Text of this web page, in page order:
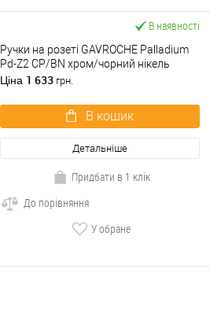
В наявності
Ручки на розеті GAVROCHE Palladium
Pd-Z2 CP/BN хром/чорний нікель
Ціна 1 633 грн.
В кошик
Детальніше
Придбати в 1 клік
До порівняння
У обране